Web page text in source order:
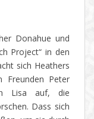
Donahue und
Project“ in den
sich Heathers
Freunden Peter
Lisa auf, die
Dass sich